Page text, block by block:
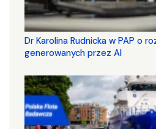
Dr Karolina Rudnicka w PAP o
generowanych przez AI